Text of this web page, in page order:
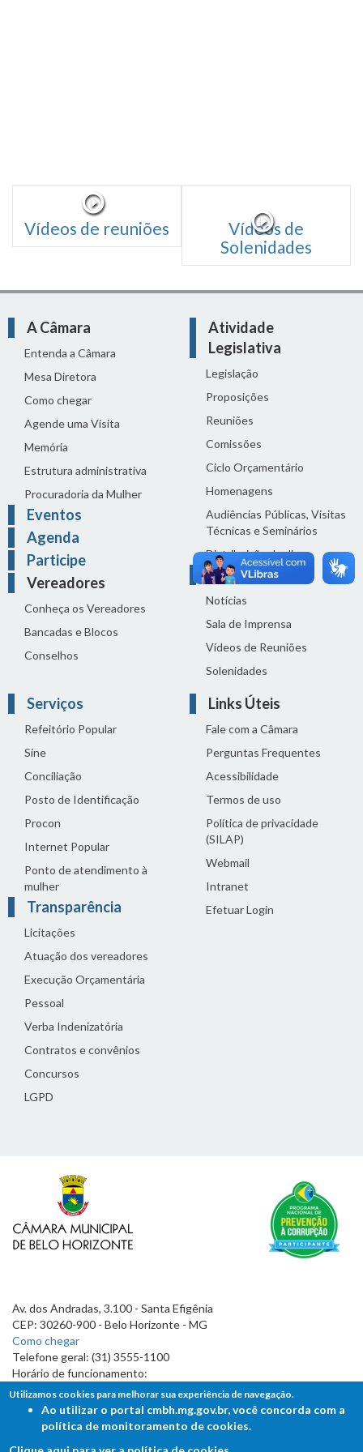
Vídeos de reuniões
Vídeos de
Solenidades
A Câmara
Entenda a Câmara
Mesa Diretora
Como chegar
Agende uma Visita
Memória
Estrutura administrativa
Procuradoria da Mulher
Eventos
Agenda
Participe
Vereadores
Conheça os Vereadores
Bancadas e Blocos
Conselhos
Atividade
Legislativa
Legislação
Proposições
Reuniões
Comissões
Ciclo Orçamentário
Homenagens
Audiências Públicas, Visitas
Técnicas e Seminários
Distribuição do dia
Comunicação
Notícias
Sala de Imprensa
Vídeos de Reuniões
Solenidades
Serviços
Refeitório Popular
Sine
Conciliação
Posto de Identificação
Procon
Internet Popular
Ponto de atendimento à
mulher
Transparência
Licitações
Atuação dos vereadores
Execução Orçamentária
Pessoal
Verba Indenizatória
Contratos e convênios
Concursos
LGPD
Links Úteis
Fale com a Câmara
Perguntas Frequentes
Acessibilidade
Termos de uso
Política de privacidade
(SILAP)
Webmail
Intranet
Efetuar Login
Av. dos Andradas, 3.100 - Santa Efigênia
CEP: 30260-900 - Belo Horizonte - MG
Como chegar
Telefone geral: (31) 3555-1100
Horário de funcionamento:
7h às 19h
Utilizamos cookies para melhorar sua experiência de navegação.
Ao utilizar o portal cmbh.mg.gov.br, você concorda com a
política de monitoramento de cookies.